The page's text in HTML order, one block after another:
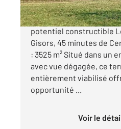
À VENDRE Terrain à
potentiel constructible
Gisors, 45 minutes de
: 3525 m² Situé dans un
avec vue dégagée, ce
entièrement viabilisé
opportunité ...
Voir le